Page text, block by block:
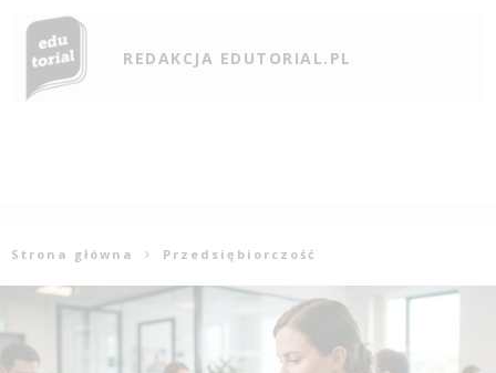
REDAKCJA EDUTORIAL.PL
Strona główna Przedsiębiorczość